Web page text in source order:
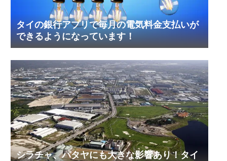
タイの銀行アプリで毎月の電気料金支払いが
できるようになっています！
シラチャ、パタヤにも大きな影響あり！タイ